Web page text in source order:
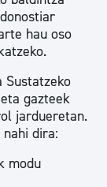
hau oso
Sustatzeko
gazteek
jardueretan.
dira:
modu